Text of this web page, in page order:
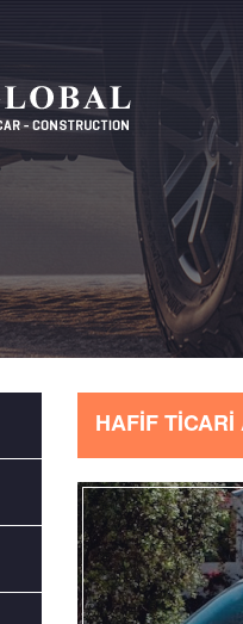
HAFİF